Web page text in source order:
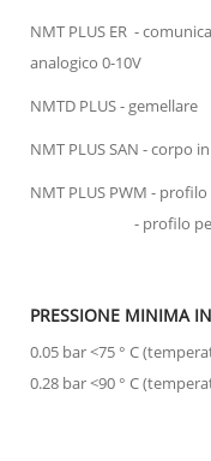
NMT PLUS ER -
analogico 0-10V
NMTD PLUS - gemellare
NMT PLUS SAN - corpo
NMT PLUS PWM -
- profilo per
PRESSIONE MINIMA
0.05 bar <75 ° C
0.28 bar <90 ° C